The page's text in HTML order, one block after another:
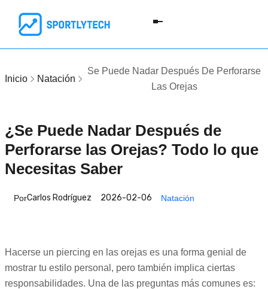
Inicio Natación
Se Puede Nadar Después De Perforarse
Las Orejas
¿Se Puede Nadar Después de
Perforarse las Orejas? Todo lo que
Necesitas Saber
PorCarlos Rodríguez 2026-02-06 Natación
Hacerse un piercing en las orejas es una forma genial de
mostrar tu estilo personal, pero también implica ciertas
responsabilidades. Una de las preguntas más comunes es: